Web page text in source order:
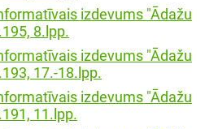
izdevums "Ādažu
8.lpp.
izdevums "Ādažu
17.-18.lpp.
izdevums "Ādažu
11.lpp.